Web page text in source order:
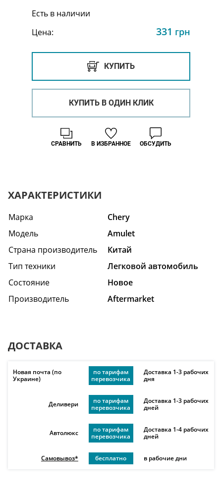
Есть в наличии
Цена:
331 грн
КУПИТЬ
КУПИТЬ В ОДИН КЛИК
В ИЗБРАННОЕ
СРАВНИТЬ ОБСУДИТЬ
ХАРАКТЕРИСТИКИ
Марка
Chery
Модель
Amulet
Страна производитель
Китай
Тип техники
Легковой автомобиль
Состояние
Hовое
Производитель
Aftermarket
ДОСТАВКА
Новая почта (по
Украине)
по тарифам
перевозчика
Доставка 1-3 рабочих
дня
Деливери
по тарифам
перевозчика
Доставка 1-3 рабочих
дней
Автолюкс
по тарифам
перевозчика
Доставка 1-4 рабочих
дней
Самовывоз* бесплатно в рабочие дни